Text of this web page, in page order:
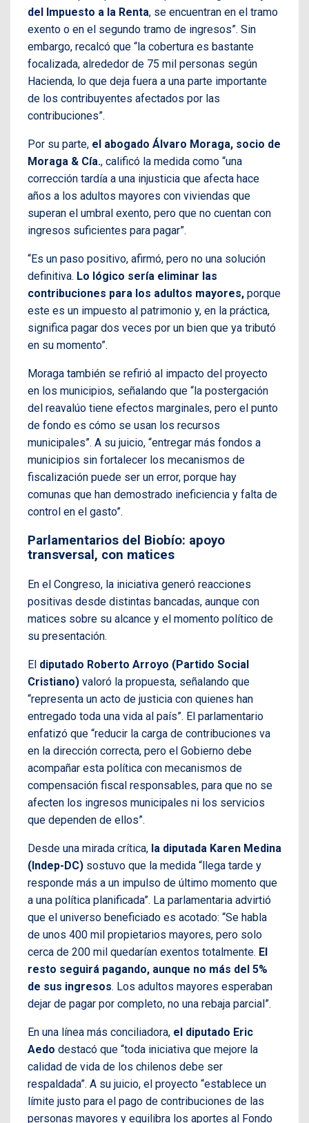
del Impuesto a la Renta, se encuentran en el tramo
exento o en el segundo tramo de ingresos”. Sin
embargo, recalcó que “la cobertura es bastante
focalizada, alrededor de 75 mil personas según
Hacienda, lo que deja fuera a una parte importante
de los contribuyentes afectados por las
contribuciones”.
Por su parte, el abogado Álvaro Moraga, socio de
Moraga & Cía., calificó la medida como “una
corrección tardía a una injusticia que afecta hace
años a los adultos mayores con viviendas que
superan el umbral exento, pero que no cuentan con
ingresos suficientes para pagar”.
“Es un paso positivo, afirmó, pero no una solución
definitiva. Lo lógico sería eliminar las
contribuciones para los adultos mayores, porque
este es un impuesto al patrimonio y, en la práctica,
significa pagar dos veces por un bien que ya tributó
en su momento”.
Moraga también se refirió al impacto del proyecto
en los municipios, señalando que “la postergación
del reavalúo tiene efectos marginales, pero el punto
de fondo es cómo se usan los recursos
municipales”. A su juicio, “entregar más fondos a
municipios sin fortalecer los mecanismos de
fiscalización puede ser un error, porque hay
comunas que han demostrado ineficiencia y falta de
control en el gasto”.
Parlamentarios del Biobío: apoyo
transversal, con matices
En el Congreso, la iniciativa generó reacciones
positivas desde distintas bancadas, aunque con
matices sobre su alcance y el momento político de
su presentación.
El diputado Roberto Arroyo (Partido Social
Cristiano) valoró la propuesta, señalando que
“representa un acto de justicia con quienes han
entregado toda una vida al país”. El parlamentario
enfatizó que “reducir la carga de contribuciones va
en la dirección correcta, pero el Gobierno debe
acompañar esta política con mecanismos de
compensación fiscal responsables, para que no se
afecten los ingresos municipales ni los servicios
que dependen de ellos”.
Desde una mirada crítica, la diputada Karen Medina
(Indep-DC) sostuvo que la medida “llega tarde y
responde más a un impulso de último momento que
a una política planificada”. La parlamentaria advirtió
que el universo beneficiado es acotado: “Se habla
de unos 400 mil propietarios mayores, pero solo
cerca de 200 mil quedarían exentos totalmente. El
resto seguirá pagando, aunque no más del 5%
de sus ingresos. Los adultos mayores esperaban
dejar de pagar por completo, no una rebaja parcial”.
En una línea más conciliadora, el diputado Eric
Aedo destacó que “toda iniciativa que mejore la
calidad de vida de los chilenos debe ser
respaldada”. A su juicio, el proyecto “establece un
límite justo para el pago de contribuciones de las
personas mayores y equilibra los aportes al Fondo